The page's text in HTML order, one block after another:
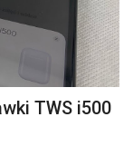
TWS i500